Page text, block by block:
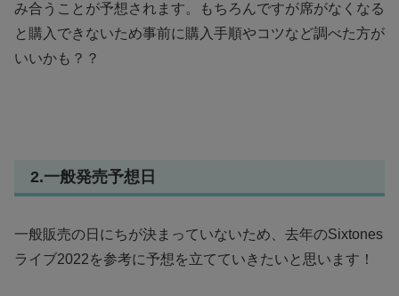
み合うことが予想されます。もちろんですが席がなくなる
と購入できないため事前に購入手順やコツなど調べた方が
いいかも？？
2.一般発売予想日
一般販売の日にちが決まっていないため、去年のSixtones
ライブ2022を参考に予想を立てていきたいと思います！